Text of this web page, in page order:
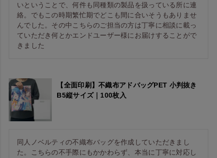
いということで、何件も同種類の製品を扱っている所に連
絡。でもこの時期繁忙期でどこも間に合いそうもありませ
んでした。その中こちらのご担当の方は丁寧に相談に載っ
ていただき何とかエンドユーザー様にお届けすることがで
【全面印刷】不織布アドバッグPET 小判抜き
B5縦サイズ｜100枚入
同人ノベルティの不織布バッグを作成していただきまし
た。こちらの不手際にもかかわらず、本当に丁寧に対応し